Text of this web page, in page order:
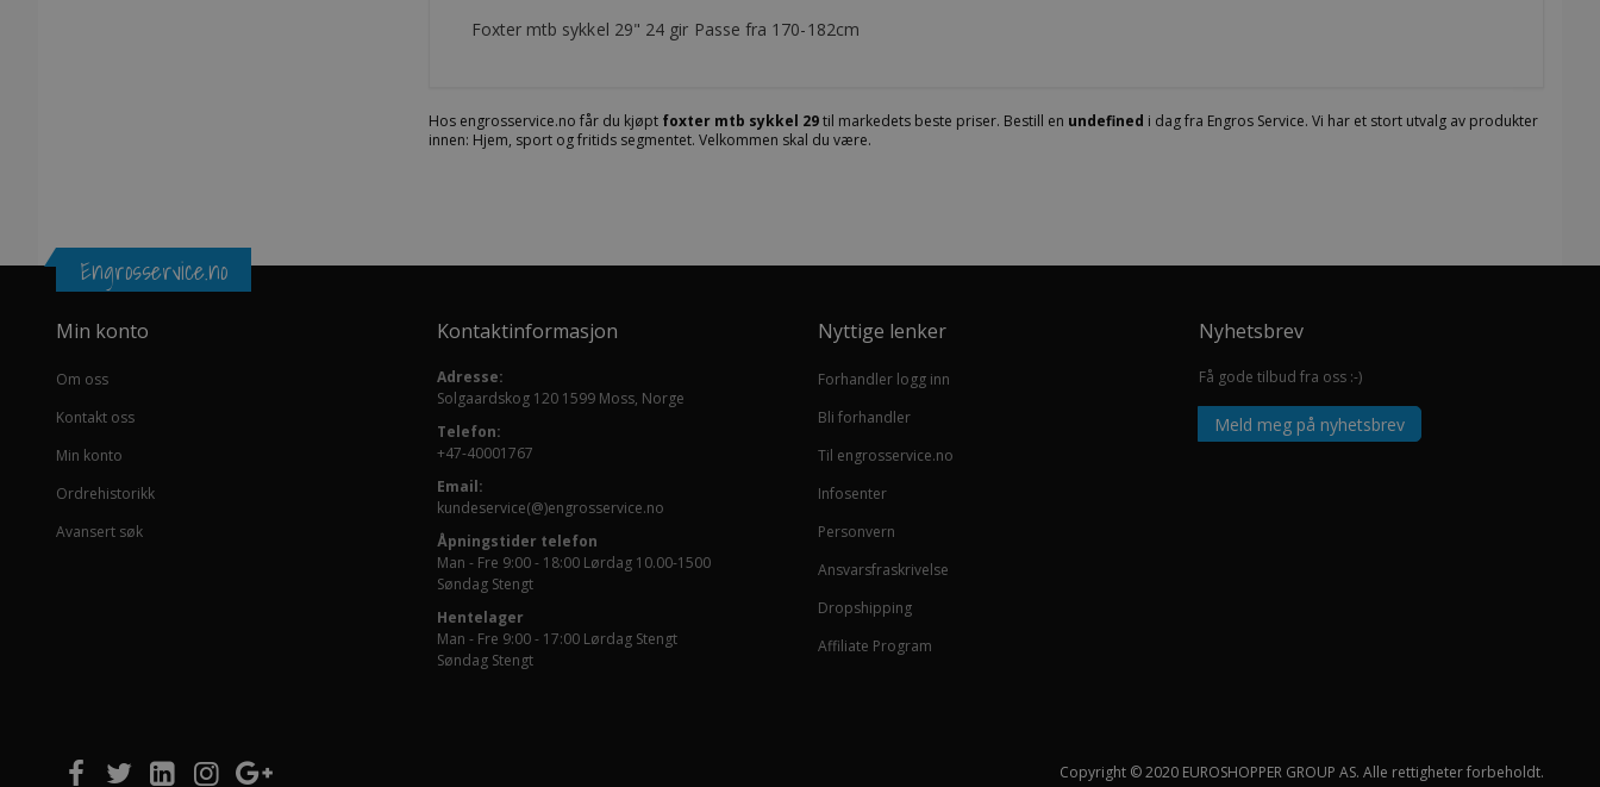
Foxter mtb sykkel 29" 24 gir Passe fra 170-182cm
Hos engrosservice.no får du kjøpt foxter mtb sykkel 29til markedets beste priser. Bestill en undefined i dag fra Engros Service. Vi har et stort utvalg av produkter
innen: Hjem, sport og fritids segmentet. Velkommen skal du være.
Engrosservice.no
Min konto
Om oss
Kontakt oss
Min konto
Ordrehistorikk
Avansert søk
Kontaktinformasjon
Adresse:
Solgaardskog 120 1599 Moss, Norge
Telefon:
+47-40001767
Email:
kundeservice(@)engrosservice.no
Åpningstider telefon
Man - Fre 9:00 - 18:00 Lørdag 10.00-1500
Søndag Stengt
Hentelager
Man - Fre 9:00 - 17:00 Lørdag Stengt
Søndag Stengt
Nyttige lenker
Forhandler logg inn
Bli forhandler
Til engrosservice.no
Infosenter
Personvern
Ansvarsfraskrivelse
Dropshipping
Affiliate Program
Nyhetsbrev
Få gode tilbud fra oss :-)
Meld meg på nyhetsbrev
Copyright © 2020 EUROSHOPPER GROUP AS. Alle rettigheter forbeholdt.